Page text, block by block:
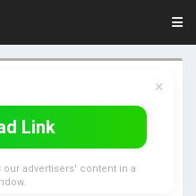
×
Link
advertisers' content in a